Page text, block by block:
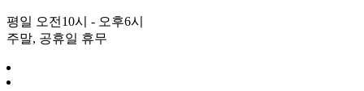
평일 오전10시 - 오후6시
주말, 공휴일 휴무